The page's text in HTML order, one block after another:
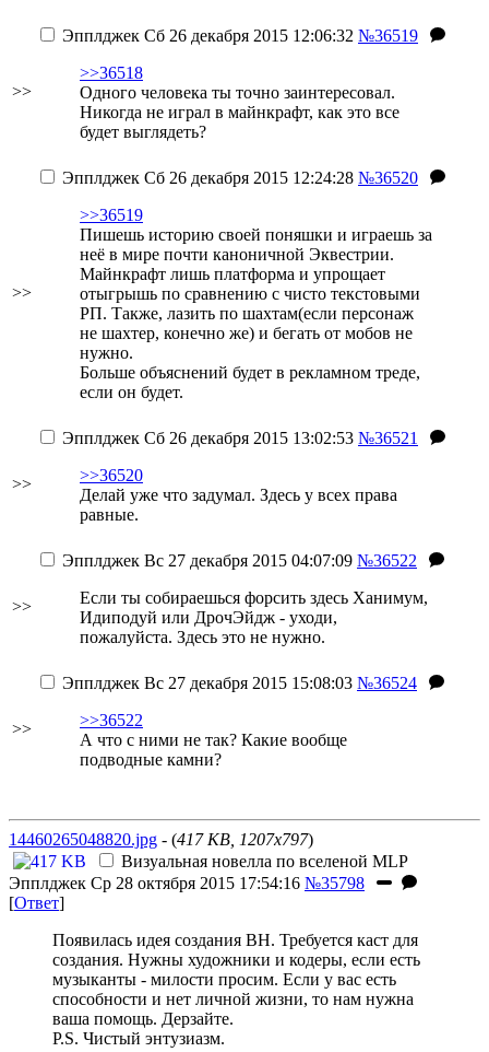
>>
Эпплджек Сб 26 декабря 2015 12:06:32 №36519
>>36518
Одного человека ты точно заинтересовал.
Никогда не играл в майнкрафт, как это все
будет выглядеть?
>>
Эпплджек Сб 26 декабря 2015 12:24:28 №36520
>>36519
Пишешь историю своей поняшки и играешь за
неё в мире почти каноничной Эквестрии.
Майнкрафт лишь платформа и упрощает
отыгрышь по сравнению с чисто текстовыми
РП. Также, лазить по шахтам(если персонаж
не шахтер, конечно же) и бегать от мобов не
нужно.
Больше объяснений будет в рекламном треде,
если он будет.
>>
Эпплджек Сб 26 декабря 2015 13:02:53 №36521
>>36520
Делай уже что задумал. Здесь у всех права
равные.
>>
Эпплджек Вс 27 декабря 2015 04:07:09 №36522
Если ты собираешься форсить здесь Ханимум,
Идиподуй или ДрочЭйдж - уходи,
пожалуйста. Здесь это не нужно.
>>
Эпплджек Вс 27 декабря 2015 15:08:03 №36524
>>36522
А что с ними не так? Какие вообще
подводные камни?
14460265048820.jpg - (417 KB, 1207x797)
Визуальная новелла по вселеной MLP
Эпплджек Ср 28 октября 2015 17:54:16 №35798
[Ответ]
Появилась идея создания ВН. Требуется каст для
создания. Нужны художники и кодеры, если есть
музыканты - милости просим. Если у вас есть
способности и нет личной жизни, то нам нужна
ваша помощь. Дерзайте.
P.S. Чистый энтузиазм.